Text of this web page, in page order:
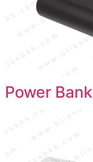
Power Bank